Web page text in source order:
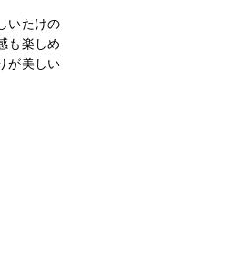
いたけの
も楽しめ
が美しい